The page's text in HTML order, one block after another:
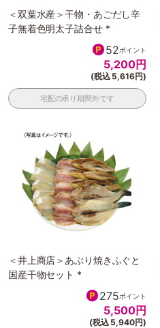
＜双葉水産＞干物・あごだし辛
子無着色明太子詰合せ *
52ポイント
5,200円
(税込 5,616円)
宅配の承り期間外です
＜井上商店＞あぶり焼きふぐと
国産干物セット *
275ポイント
5,500円
(税込 5,940円)